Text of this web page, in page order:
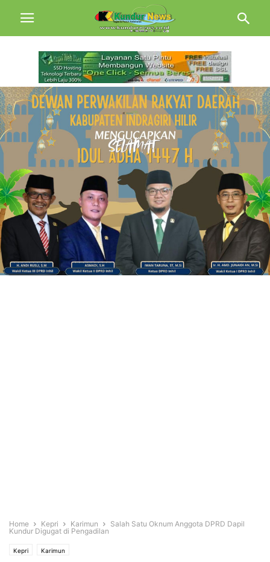
Home Kepri Karimun
Salah Satu Oknum Anggota DPRD Dapil
Kundur Digugat di Pengadilan
Kepri Karimun